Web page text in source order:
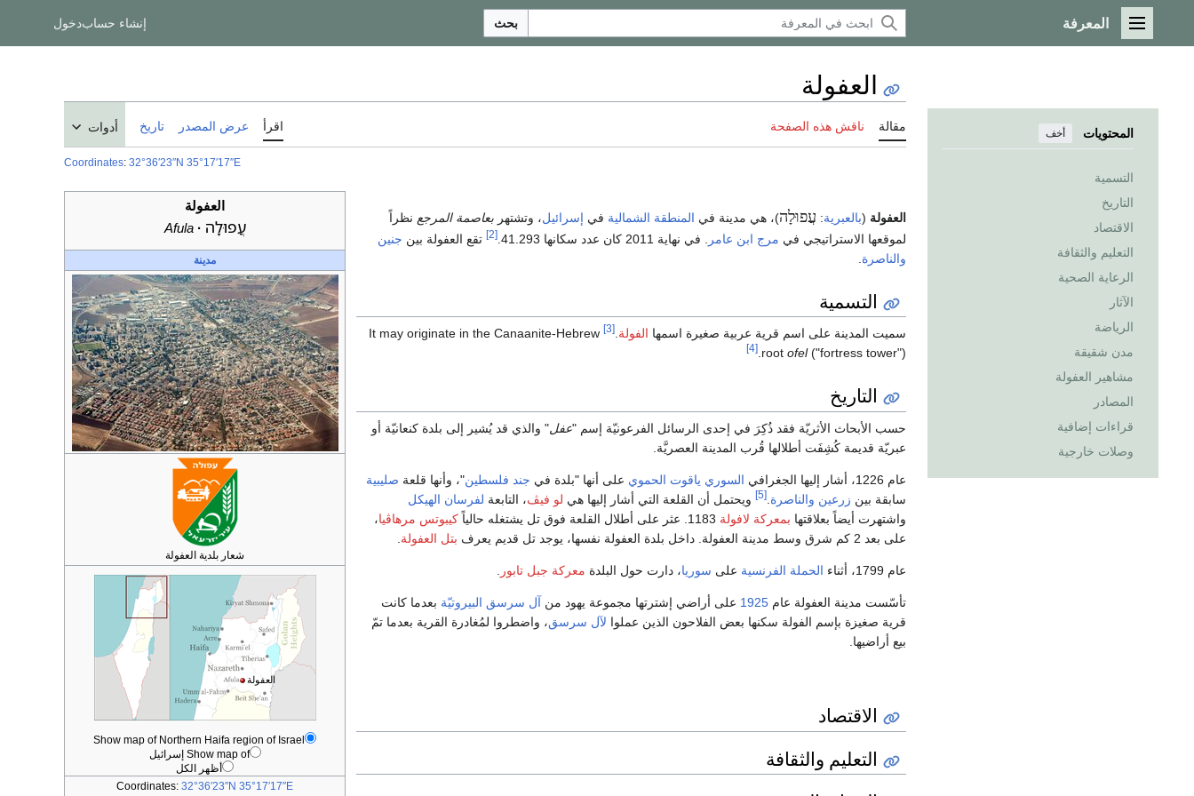
القائمة الرئيسية
المعرفة بحث إنشاء حسابدخول
المحتويات أخف
التسمية
التاريخ
الاقتصاد
التعليم والثقافة
الرعاية الصحية
الآثار
الرياضة
مدن شقيقة
مشاهير العفولة
المصادر
قراءات إضافية
وصلات خارجية
العفولة
مقالة ناقش هذه الصفحة اقرأ عرض المصدر تاريخ أدوات
Coordinates: 32°36′23″N 35°17′17″E
العفولة
עֲפוּלָה Afula
مدينة
شعار بلدية العفولة
العفولة
Show map of Northern Haifa region of Israel
Show map of إسرائيل
أظهر الكل
Coordinates: 32°36′23″N 35°17′17″E
العفولة (بالعبرية: עֲפוּלָה المنطقة الشمالية في إسرائيل، وتشتهر بعاصمة المرجع نظراً
لموقعها الاستراتيجي في مرج ابن عامر . في نهاية 2011 كان عدد سكانها 41.293. [2] تقع العفولة بين جنين
والناصرة
التسمية
سميت المدينة على اسم قرية عربية صغيرة اسمها الفولة.
[3]
It may originate in the Canaanite-Hebrew
root ofel("fortress tower").
[4]
التاريخ
حسب الأبحاث الأثريّة فقد ذُكِرَ في إحدى الرسائل الفرعونيّة إسم "عفل" والذي قد يُشير إلى بلدة كنعانيّة أو
عبريّة قديمة كُشِفَت أطلالها قُرب المدينة العصريَّة.
عام 1226، أشار إليها الجغرافي السوري ياقوت الحموي على أنها "بلدة في جند فلسطين"، وأنها قلعة صليبية
سابقة بين زرعين والناصرة [5] ويحتمل أن القلعة التي أشار إليها هي لو فيڤ، التابعة لفرسان الهيكل
واشتهرت أيضاً بعلاقتها بمعركة لافولة كيبوتس مرهاڤيا،
على بعد 2 كم شرق وسط مدينة العفولة. داخل بلدة العفولة نفسها، يوجد تل قديم يعرف
بتل العفولة
عام 1799، أثناء الحملة الفرنسية على سوريا، دارت حول البلدة معركة جبل تابور
تأسّست مدينة العفولة عام 1925 على أراضي إشترتها مجموعة يهود من آل سرسق البيروتيّة بعدما كانت
قرية صغيزة بإسم الفولة سكنها بعض الفلاحون الذين عملوا لآل سرسق، واضطروا لمُغادرة القرية بعدما تمّ
بيع أراضيها.
الاقتصاد
التعليم والثقافة